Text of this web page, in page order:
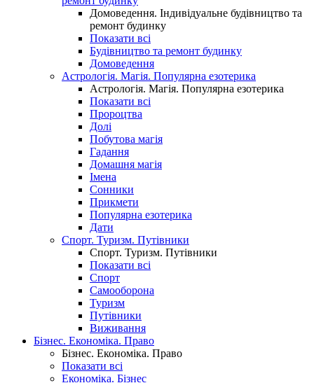
Домоведення. Індивідуальне будівництво та
ремонт будинку
Показати всі
Будівництво та ремонт будинку
Домоведення
Астрологія. Магія. Популярна езотерика
Астрологія. Магія. Популярна езотерика
Показати всі
Пророцтва
Долі
Побутова магія
Гадання
Домашня магія
Імена
Сонники
Прикмети
Популярна езотерика
Дати
Спорт. Туризм. Путівники
Спорт. Туризм. Путівники
Показати всі
Спорт
Самооборона
Туризм
Путівники
Виживання
Бізнес. Економіка. Право
Бізнес. Економіка. Право
Показати всі
Економіка. Бізнес